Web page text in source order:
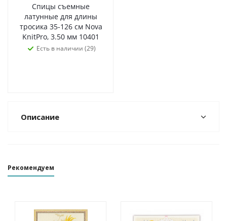
Спицы съемные
латунные для длины
тросика 35-126 см Nova
KnitPro, 3.50 мм 10401
Есть в наличии (29)
Описание
Рекомендуем